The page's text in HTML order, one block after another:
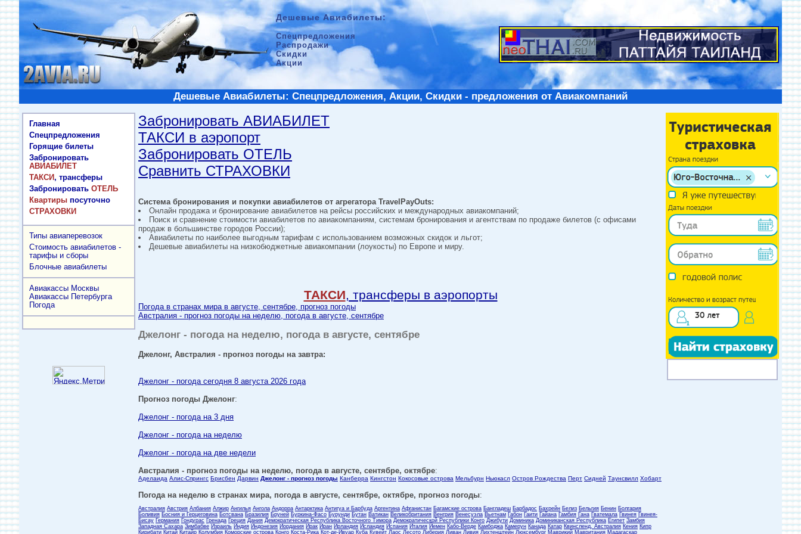
Дешевые Авиабилеты:
Спецпредложения
Распродажи
Скидки
Акции
Дешевые Авиабилеты: Спецпредложения, Акции, Скидки - предложения от Авиакомпаний
Главная
Спецпредложения
Горящие билеты
Забронировать
АВИАБИЛЕТ
ТАКСИ, трансферы
Забронировать ОТЕЛЬ
Квартиры посуточно
СТРАХОВКИ
Типы авиаперевозок
Стоимость авиабилетов -
тарифы и сборы
Блочные авиабилеты
Авиакассы Москвы
Авиакассы Петербурга
Погода
Забронировать АВИАБИЛЕТ
ТАКСИ в аэропорт
Забронировать ОТЕЛЬ
Сравнить СТРАХОВКИ
Система бронирования и покупки авиабилетов от агрегатора TravelPayOuts:
Онлайн продажа и бронирование авиабилетов на рейсы российских и международных авиакомпаний;
Поиск и сравнение стоимости авиабилетов по авиакомпаниям, системам бронирования и агентствам по продаже билетов (с офисами
продаж в большинстве городов России);
Авиабилеты по наиболее выгодным тарифам с использованием возможных скидок и льгот;
Дешевые авиабилеты на низкобюджетные авиакомпании (лоукосты) по Европе и миру.
ТАКСИ, трансферы в аэропорты
Погода в странах мира в августе, сентябре, прогноз погоды
Австралия - прогноз погоды на неделю, погода в августе, сентябре
Джелонг - погода на неделю, погода в августе, сентябре
Джелонг, Австралия - прогноз погоды на завтра:
Джелонг - погода сегодня 8 августа 2026 года
Прогноз погоды Джелонг:
Джелонг - погода на 3 дня
Джелонг - погода на неделю
Джелонг - погода на две недели
Австралия - прогноз погоды на неделю, погода в августе, сентябре, октябре:
Аделаида Алис-Спрингс Брисбен Дарвин Джелонг - прогноз погоды Канберра Кингстон Кокосовые острова Мельбурн Ньюкасл Остров Рождества Перт Сидней Таунсвилл Хобарт
Погода на неделю в странах мира, погода в августе, сентябре, октябре, прогноз погоды:
Австралия Австрия Албания Алжир Ангилья Ангола Андорра Антарктика Антигуа и Барбуда Аргентина Афганистан Багамские острова Бангладеш Барбадос Бахрейн Белиз Бельгия Бенин Болгария
Боливия Босния и Герцеговина Ботсвана Бразилия Бруней Буркина-Фасо Бурунди Бутан Ватикан Великобритания Венгрия Венесуэла Вьетнам Габон Гаити Гайана Гамбия Гана Гватемала Гвинея Гвинея-
Бисау Германия Гондурас Гренада Греция Дания Демократическая Республика Восточного Тимора Демократической Республики Конго Джибути Доминика Доминиканская Республика Египет Замбия
Западная Сахара Зимбабве Израиль Индия Индонезия Иордания Ирак Иран Ирландия Исландия Испания Италия Йемен Кабо-Верде Камбоджа Камерун Канада Катар Квинсленд, Австралия Кения Кипр
Кирибати Китай Китайр Колумбия Коморские острова Конго Коста-Рика Кот-де-Ивуар Куба Кувейт Лаос Лесото Либерия Ливан Ливия Лихтенштейн Люксембург Маврикий Мавритания Мадагаскар